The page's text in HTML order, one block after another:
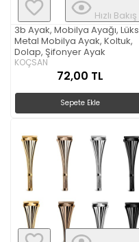
Hızlı Bakış
3b Ayak, Mobilya Ayağı, Lüks
Metal Mobilya Ayak, Koltuk,
Dolap, Şifonyer Ayak
KOÇSAN
72,00 TL
Sepete Ekle